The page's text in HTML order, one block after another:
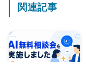
関連記事